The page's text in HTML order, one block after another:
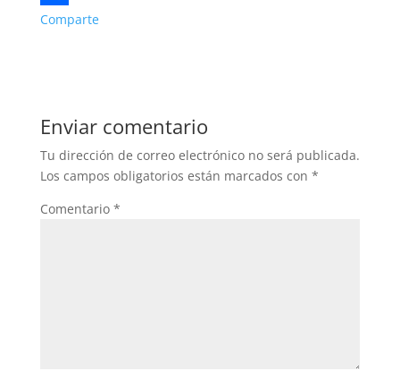
e
k
i
r
h
A
p
Comparte
Enviar comentario
Tu dirección de correo electrónico no será publicada.
Los campos obligatorios están marcados con *
Comentario *